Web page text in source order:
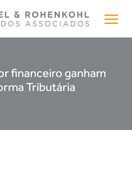
financeiro ganham
Tributária